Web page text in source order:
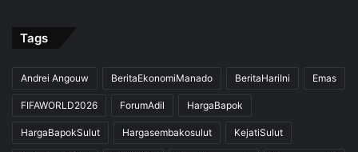
Tags
Andrei Angouw BeritaEkonomiManado BeritaHariIni Emas
FIFAWORLD2026 ForumAdil HargaBapok
HargaBapokSulut Hargasembakosulut KejatiSulut